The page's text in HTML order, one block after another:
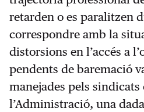
retarden o es paralitzen
correspondre amb la
distorsions en l’accés a
pendents de baremació
manejades pels
l’Administració, una